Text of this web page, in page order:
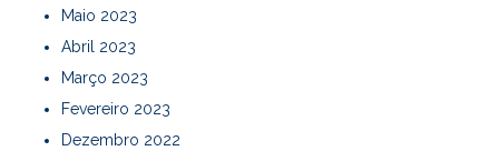
Maio 2023
Abril 2023
Março 2023
Fevereiro 2023
Dezembro 2022